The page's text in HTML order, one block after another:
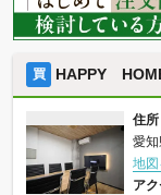
買 HAPPY
住所
愛
地図
ア